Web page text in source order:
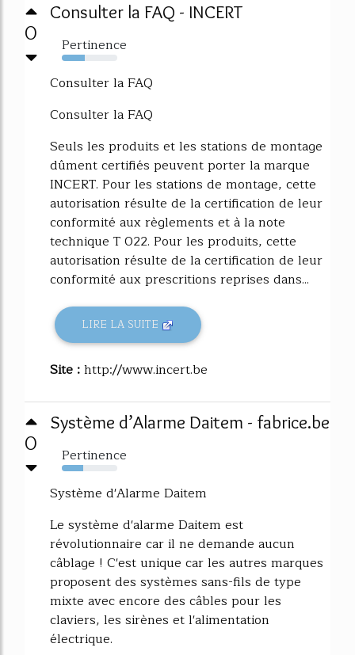
0
Consulter la FAQ - INCERT
Pertinence
41%
Consulter la FAQ
Consulter la FAQ
Seuls les produits et les stations de montage
dûment certifiés peuvent porter la marque
INCERT. Pour les stations de montage, cette
autorisation résulte de la certification de leur
conformité aux règlements et à la note
technique T 022. Pour les produits, cette
autorisation résulte de la certification de leur
conformité aux prescritions reprises dans...
LIRE LA SUITE
Site :http://www.incert.be
0
Système d’Alarme Daitem - fabrice.be
Pertinence
38%
Système d'Alarme Daitem
Le système d'alarme Daitem est
révolutionnaire car il ne demande aucun
câblage ! C'est unique car les autres marques
proposent des systèmes sans-fils de type
mixte avec encore des câbles pour les
claviers, les sirènes et l'alimentation
électrique.